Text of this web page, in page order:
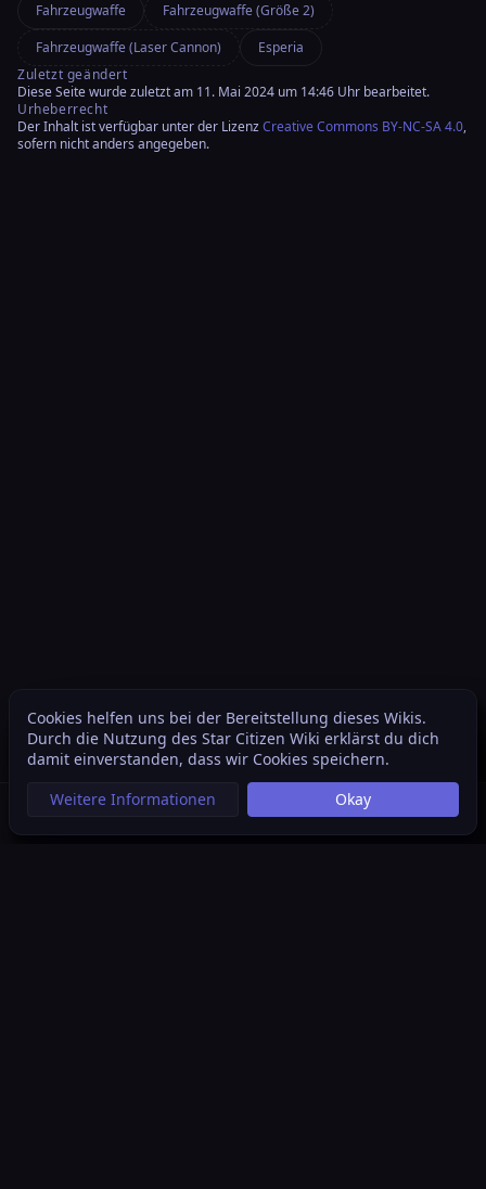
Menü aufrufen
Weitere Sprachen
Ansichten
Inhaltsverzeichnis
Fahrzeugwaffe
Fahrzeugwaffe (Größe 2)
Fahrzeugwaffe (Laser Cannon)
Esperia
Zuletzt geändert
Diese Seite wurde zuletzt am 11. Mai 2024 um 14:46 Uhr bearbeitet.
Urheberrecht
Der Inhalt ist verfügbar unter der LizenzCreative Commons BY-NC-SA 4.0,
sofern nicht anders angegeben.
Cookies helfen uns bei der Bereitstellung dieses Wikis.
Durch die Nutzung des Star Citizen Wiki erklärst du dich
damit einverstanden, dass wir Cookies speichern.
Weitere Informationen
Okay